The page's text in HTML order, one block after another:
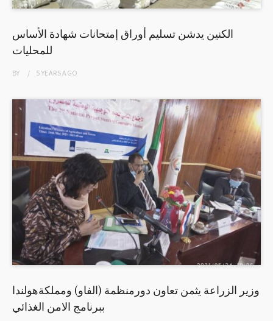
الكنين يدشن تسليم أوراق إمتحانات شهادة الأساس
للمحليات
BY 5 YEARSAGO
وزير الزراعة يثمن تعاون دورمنظمة (الفاو) ومملكةهولندا
ببرنامج الامن الغذائي